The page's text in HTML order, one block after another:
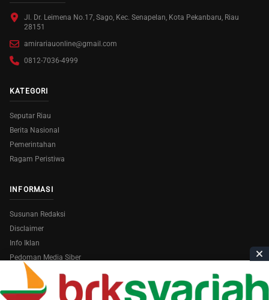
Jl. Dr. Leimena No.17, Sago, Kec. Senapelan, Kota Pekanbaru, Riau
28151
amirariauonline@gmail.com
0812-7036-4999
KATEGORI
Seputar Riau
Berita Nasional
Pemerintahan
Ragam Peristiwa
INFORMASI
Susunan Redaksi
Disclaimer
Info Iklan
Pedoman Media Siber